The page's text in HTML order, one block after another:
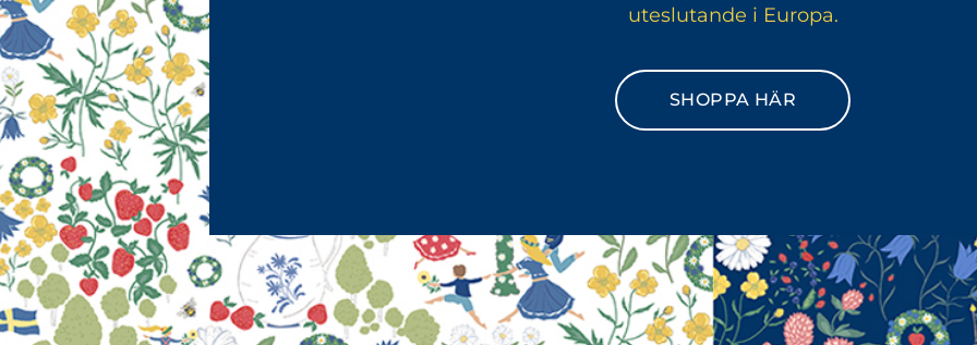
uteslutande i Europa.
SHOPPA HÄR